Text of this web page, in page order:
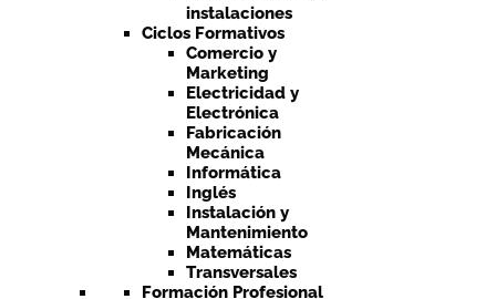
instalaciones
Ciclos Formativos
Comercio y
Marketing
Electricidad y
Electrónica
Fabricación
Mecánica
Informática
Inglés
Instalación y
Mantenimiento
Matemáticas
Transversales
Formación Profesional